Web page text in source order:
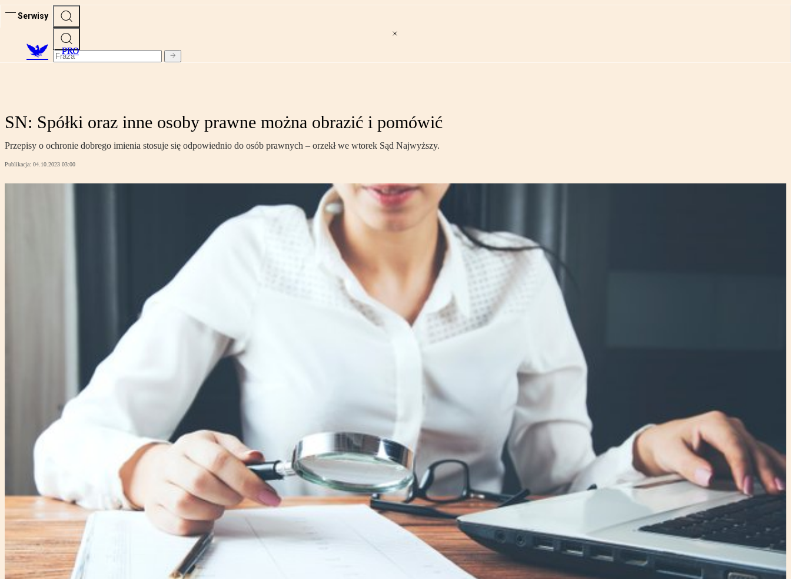
Serwisy
PRO
SN: Spółki oraz inne osoby prawne można obrazić i pomówić
Przepisy o ochronie dobrego imienia stosuje się odpowiednio do osób prawnych – orzekł we wtorek Sąd Najwyższy.
Publikacja: 04.10.2023 03:00